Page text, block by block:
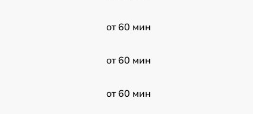
от 60 мин
от 60 мин
от 60 мин